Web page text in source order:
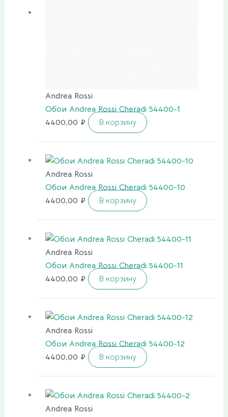
Andrea Rossi
Обои Andrea Rossi Cheradi 54400-1
4400,00 ₽ В корзину
Andrea Rossi
Обои Andrea Rossi Cheradi 54400-10
4400,00 ₽ В корзину
Andrea Rossi
Обои Andrea Rossi Cheradi 54400-11
4400,00 ₽ В корзину
Andrea Rossi
Обои Andrea Rossi Cheradi 54400-12
4400,00 ₽ В корзину
Andrea Rossi